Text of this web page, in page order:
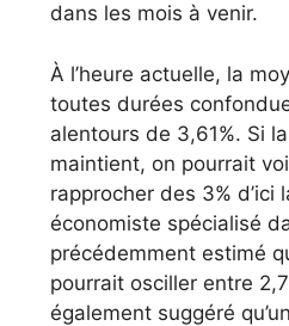
dans les mois à venir.
À l’heure actuelle, la
toutes durées
alentours de 3,61%. Si
maintient, on pourrait
rapprocher des 3% d’ici
économiste spécialisé
précédemment estimé
pourrait osciller entre
également suggéré